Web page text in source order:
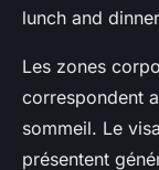
lunch and
Les zones
correspondent
sommeil. Le
présentent